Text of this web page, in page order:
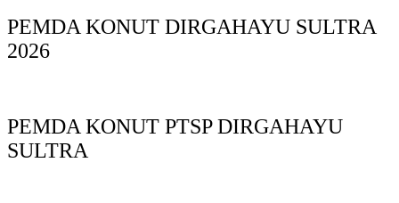
PEMDA KONUT DIRGAHAYU SULTRA
2026
PEMDA KONUT PTSP DIRGAHAYU
SULTRA